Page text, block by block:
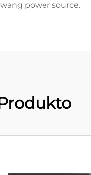
power source.